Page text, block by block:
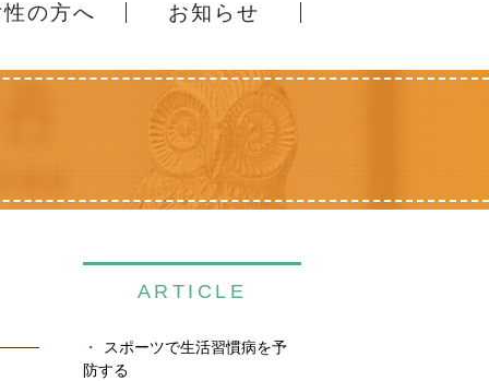
性の方へ お知らせ
ARTICLE
スポーツで生活習慣病を予
防する